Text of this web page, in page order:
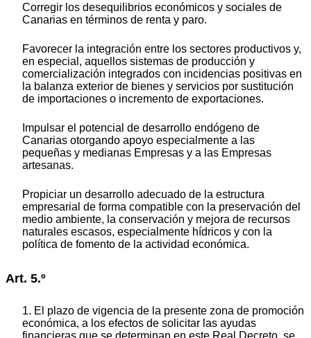
Corregir los desequilibrios económicos y sociales de
Canarias en términos de renta y paro.
Favorecer la integración entre los sectores productivos y,
en especial, aquellos sistemas de producción y
comercialización integrados con incidencias positivas en
la balanza exterior de bienes y servicios por sustitución
de importaciones o incremento de exportaciones.
Impulsar el potencial de desarrollo endógeno de
Canarias otorgando apoyo especialmente a las
pequeñas y medianas Empresas y a las Empresas
artesanas.
Propiciar un desarrollo adecuado de la estructura
empresarial de forma compatible con la preservación del
medio ambiente, la conservación y mejora de recursos
naturales escasos, especialmente hídricos y con la
política de fomento de la actividad económica.
Art. 5.º
1. El plazo de vigencia de la presente zona de promoción
económica, a los efectos de solicitar las ayudas